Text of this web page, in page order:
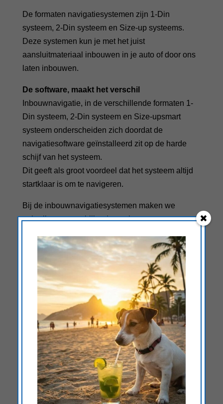
De formaten navigatiesystemen zijn 1-Din
systeem, 2-Din systeem en Size-up systeems.
Deze systemen kun je met het juist
aansluitmateriaal inbouwen in je auto of door ons
laten inbouwen.
De software, maakt het verschil
Inbouwnavigatie, in de verschillende formaten 1-
Din systeem, 2-Din systeem en Size-upsmart
systeem onderscheiden zich doordat de
navigatiesoftware geïnstalleerd zit op de harde
schijf van het systeem.
Dit geeft als groot voordeel dat het systeem altijd
startklaar is om te navigeren.
Bij de inbouwnavigatiesystemen maken we
gebruik van verschillende merken
navigatiesoftware zijn IGO en HERE. Het
inbouwnavigatiesysteem wordt bediend met touch
screen bediening. Je voert je in een paar
seconden je bestemming in en de begeleiding
start direct. Snel en makkelijk! Kom naar de
showroom en ervaar zelf het gemak van een
inbouwnavigatiesysteem. Wij adviseren u graag!
Smartphone navigatie
De ontwikkeling van de smartphone gaat
ontzettend hard. We kunnen niet meer zonder
onze mobiele telefoon. De smartphone biedt
zoveel functies dat we deze altijd bij ons hebben.